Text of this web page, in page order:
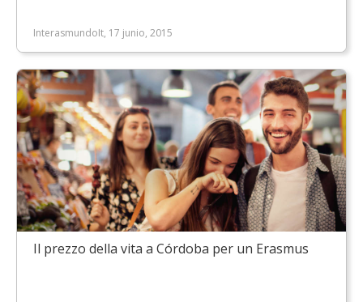
InterasmundoIt, 17 junio, 2015
Il prezzo della vita a Córdoba per un Erasmus